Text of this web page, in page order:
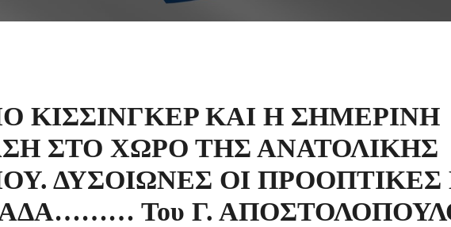
ΚΙΣΣΙΝΓΚΕΡ ΚΑΙ Η ΣΗΜΕΡΙΝΗ
ΣΤΟ ΧΩΡΟ ΤΗΣ ΑΝΑΤΟΛΙΚΗΣ
ΔΥΣΟΙΩΝΕΣ ΟΙ ΠΡΟΟΠΤΙΚΕΣ
Του Γ.